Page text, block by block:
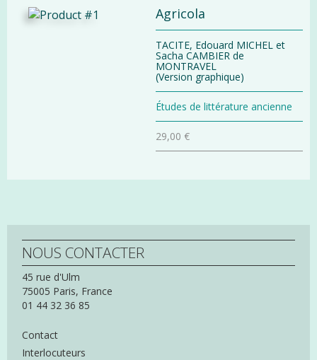
Agricola
TACITE, Edouard MICHEL et
Sacha CAMBIER de
MONTRAVEL
(Version graphique)
Études de littérature ancienne
29,00 €
NOUS CONTACTER
45 rue d'Ulm
75005 Paris, France
01 44 32 36 85
Contact
Interlocuteurs